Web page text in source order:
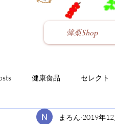
韓薬Shop
健康食品 セレクト
まろん 2019年